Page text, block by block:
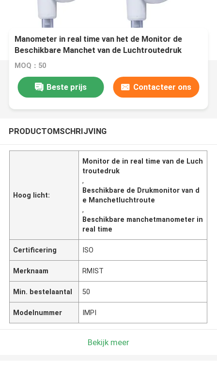
Manometer in real time van het de Monitor de
Beschikbare Manchet van de Luchtroutedruk
MOQ：50
Beste prijs Contacteer ons
PRODUCTOMSCHRIJVING
Hoog licht:
Monitor de in real time van de Luch
troutedruk
,
Beschikbare de Drukmonitor van d
e Manchetluchtroute
,
Beschikbare manchetmanometer in
real time
Certificering ISO
Merknaam RMIST
Min. bestelaantal 50
Modelnummer IMPI
Bekijk meer